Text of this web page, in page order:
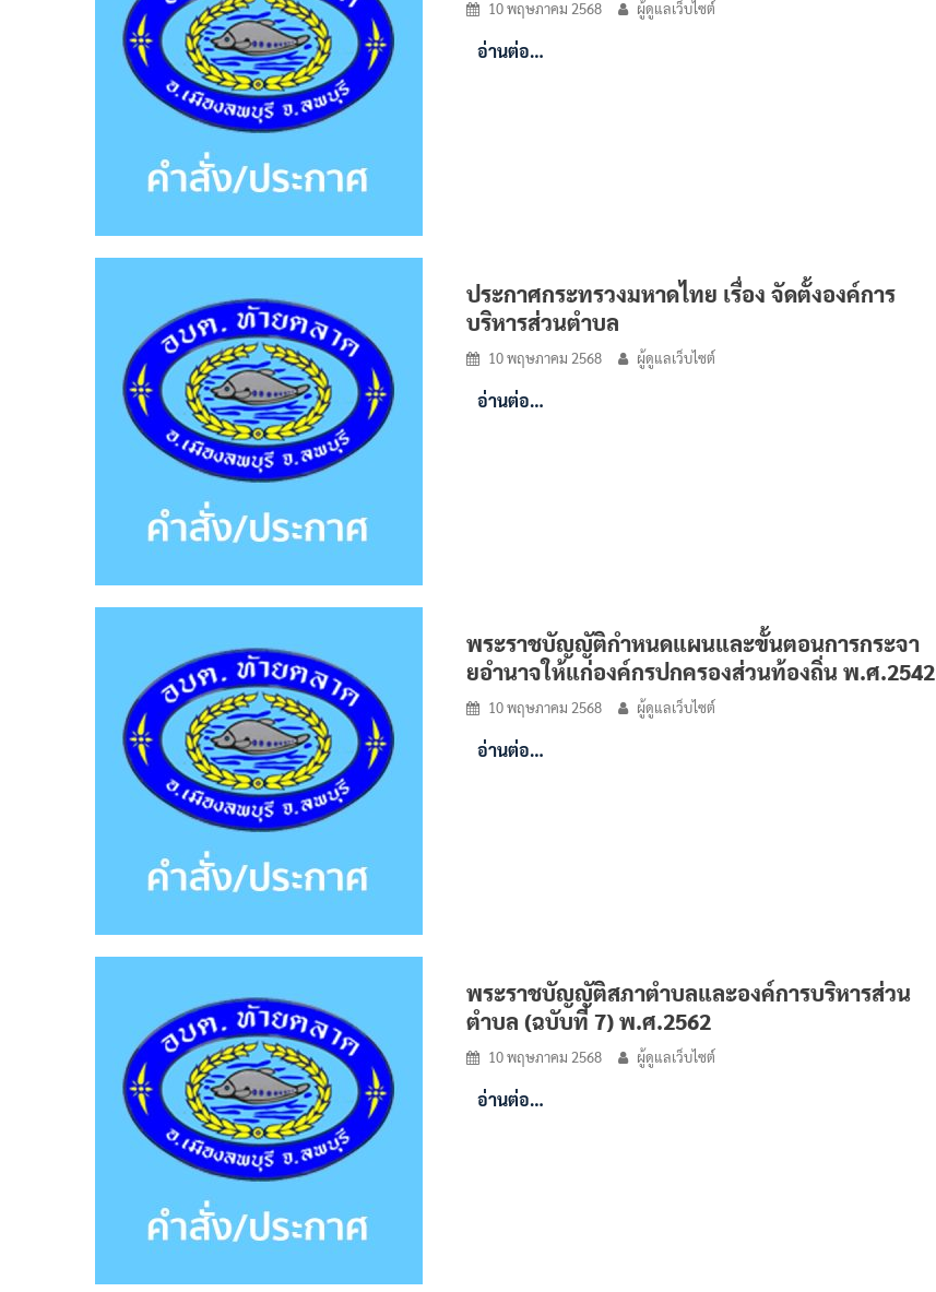
10 พฤษภาคม 2568 ผู้ดูแลเว็บไซต์
อ่านต่อ…
ประกาศกระทรวงมหาดไทย เรื่อง จัดตั้งองค์การ
บริหารส่วนตำบล
10 พฤษภาคม 2568 ผู้ดูแลเว็บไซต์
อ่านต่อ…
พระราชบัญญัติกำหนดแผนและขั้นตอนการกระจา
ยอำนาจให้แก่องค์กรปกครองส่วนท้องถิ่น พ.ศ.2542
10 พฤษภาคม 2568 ผู้ดูแลเว็บไซต์
อ่านต่อ…
พระราชบัญญัติสภาตำบลและองค์การบริหารส่วน
ตำบล (ฉบับที่ 7) พ.ศ.2562
10 พฤษภาคม 2568 ผู้ดูแลเว็บไซต์
อ่านต่อ…